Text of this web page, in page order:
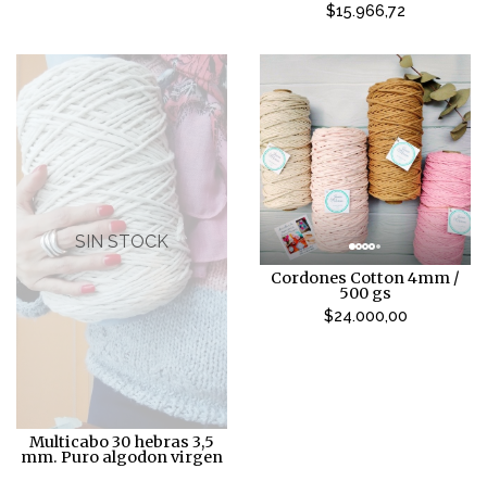
$15.966,72
SIN STOCK
Multicabo 30 hebras 3,5
mm. Puro algodon virgen
Cordones Cotton 4mm /
500 gs
$24.000,00